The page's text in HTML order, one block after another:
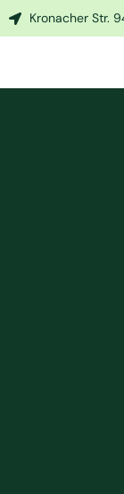
Kronacher Str.